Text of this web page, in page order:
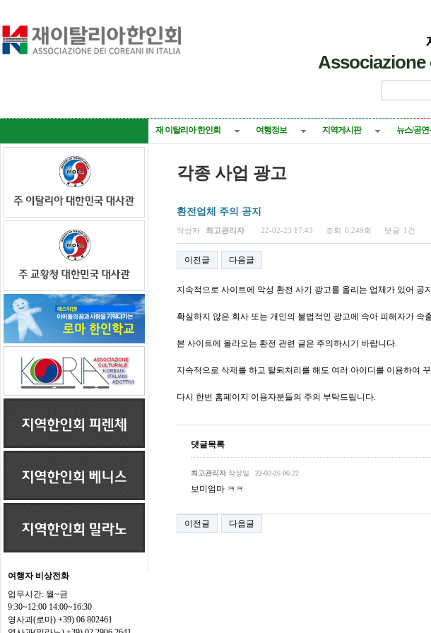
Associazione
재 이탈리아 한인회 여행정보 지역게시판 뉴스/공연
여행자 비상전화
업무시간: 월~금
9:30~12:00 14:00~16:30
영사과(로마) +39) 06 802461
각종 사업 광고
환전업체 주의 공지
페이지 정보
작성자 최고관리자 22-02-23 17:43 조회 6,249회 댓글 1건
이전글 다음글
지속적으로 사이트에 악성 환전 사기 광고를 올리는 업체가 있어 공
확실하지 않은 회사 또는 개인의 불법적인 광고에 속아 피해자가 속
본 사이트에 올라오는 환전 관련 글은 주의하시기 바랍니다.
지속적으로 삭제를 하고 탙퇴처리를 해도 여러 아이디를 이용하여
다시 한번 홈페이지 이용자분들의 주의 부탁드립니다.
댓글목록
최고관리자 작성일 22-02-26 06:22
보미엄마 ㅋㅋ
이전글 다음글